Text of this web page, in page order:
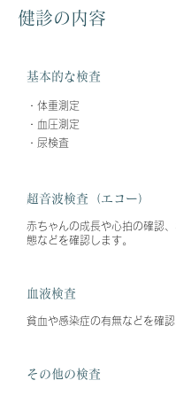
健診の内容
基本的な検査
・体重測定
・血圧測定
・尿検査
超音波検査（エコー）
赤ちゃんの成長や心拍の確認
態などを確認します。
血液検査
貧血や感染症の有無などを確認
その他の検査